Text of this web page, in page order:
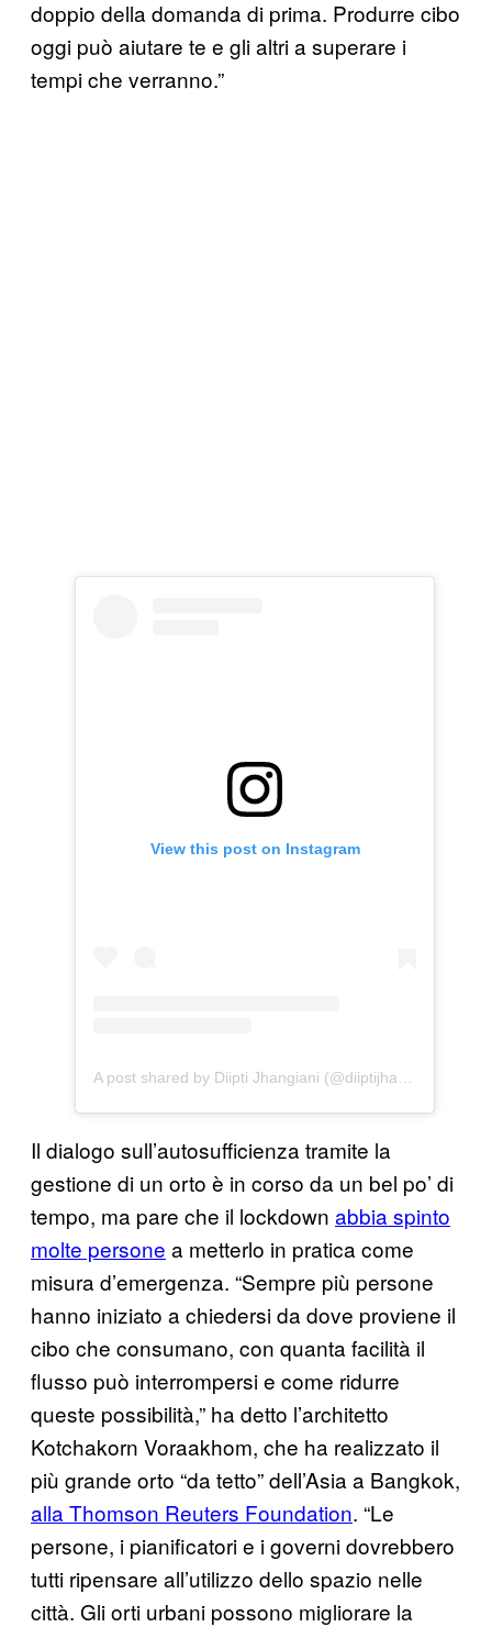
doppio della domanda di prima. Produrre cibo
oggi può aiutare te e gli altri a superare i
tempi che verranno.”
View this post on Instagram
Il dialogo sull’autosufficienza tramite la
gestione di un orto è in corso da un bel po’ di
tempo, ma pare che il lockdown abbia spinto
molte persone a metterlo in pratica come
misura d’emergenza. “Sempre più persone
hanno iniziato a chiedersi da dove proviene il
cibo che consumano, con quanta facilità il
flusso può interrompersi e come ridurre
queste possibilità,” ha detto l’architetto
Kotchakorn Voraakhom, che ha realizzato il
più grande orto “da tetto” dell’Asia a Bangkok,
alla Thomson Reuters Foundation. “Le
persone, i pianificatori e i governi dovrebbero
tutti ripensare all’utilizzo dello spazio nelle
città. Gli orti urbani possono migliorare la